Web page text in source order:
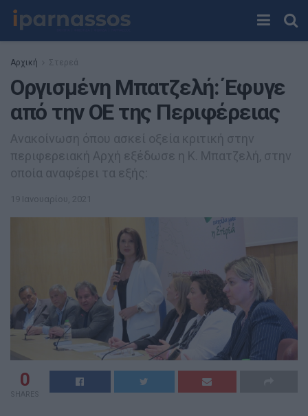
Αρχική Στερεά
Οργισμένη Μπατζελή: Έφυγε
από την ΟΕ της Περιφέρειας
Ανακοίνωση όπου ασκεί οξεία κριτική στην
περιφερειακή Αρχή εξέδωσε η Κ. Μπατζελή, στην
οποία αναφέρει τα εξής:
19 Ιανουαρίου, 2021
0
SHARES